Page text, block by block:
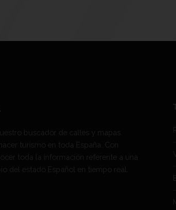
buscador de calles y mapas.
turismo en toda España. Con
toda la información referente a una
del estado Español en tiempo real.